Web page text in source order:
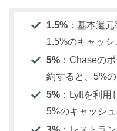
1.5%：基本還
1.5%のキャッシ
5%：Chaseの
約すると、5%
5%：Lyftを利用
5%のキャッシュ